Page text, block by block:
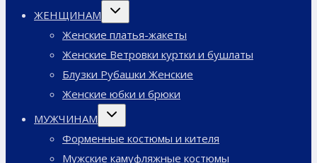
ЖЕНЩИНАМ
Переключить
дочернее
Женские платья-жакеты
Женские Ветровки куртки и бушлаты
Блузки Рубашки Женские
Женские юбки и брюки
МУЖЧИНАМ
Переключить
дочернее
Форменные костюмы и кителя
Мужские камуфляжные костюмы